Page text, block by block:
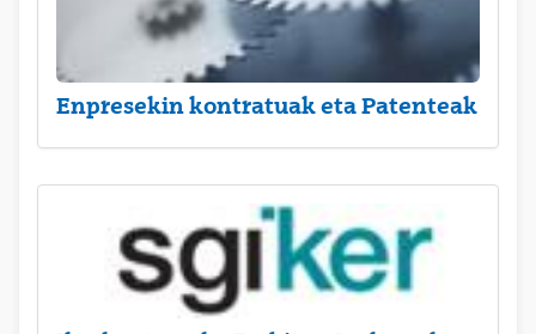
Enpresekin kontratuak eta Patenteak